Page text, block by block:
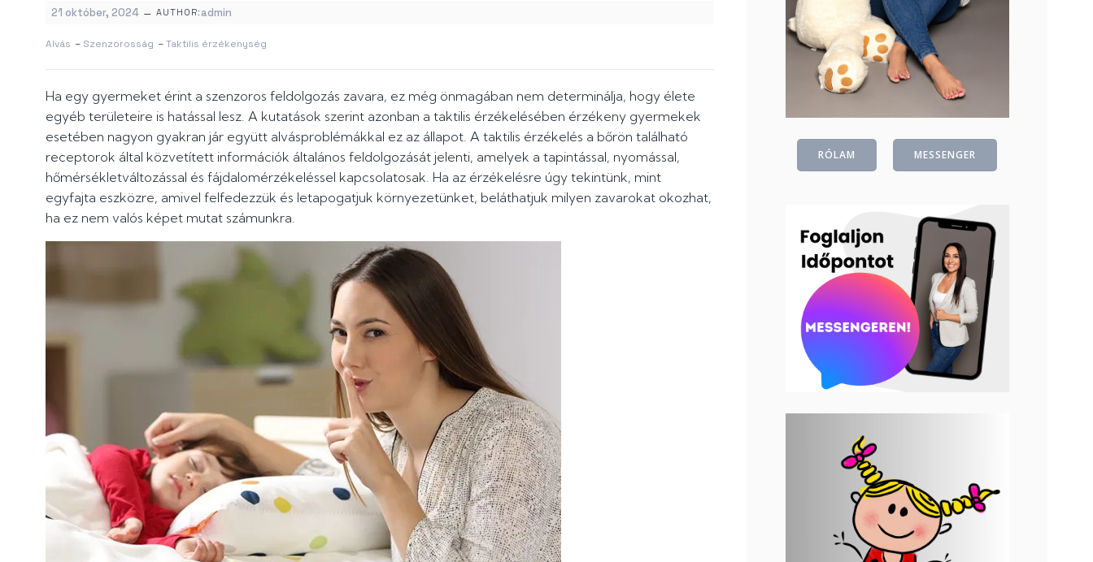
21 október, 2024 – AUTHOR: admin
Alvás – Szenzorosság –Taktilis érzékenység
Ha egy gyermeket érint a szenzoros feldolgozás zavara, ez még önmagában nem determinálja, hogy élete
egyéb területeire is hatással lesz. A kutatások szerint azonban a taktilis érzékelésében érzékeny gyermekek
esetében nagyon gyakran jár együtt alvásproblémákkal ez az állapot. A taktilis érzékelés a bőrön található
receptorok által közvetített információk általános feldolgozását jelenti, amelyek a tapintással, nyomással,
hőmérsékletváltozással és fájdalomérzékeléssel kapcsolatosak. Ha az érzékelésre úgy tekintünk, mint
egyfajta eszközre, amivel felfedezzük és letapogatjuk környezetünket, beláthatjuk milyen zavarokat okozhat,
ha ez nem valós képet mutat számunkra.
RÓLAM MESSENGER